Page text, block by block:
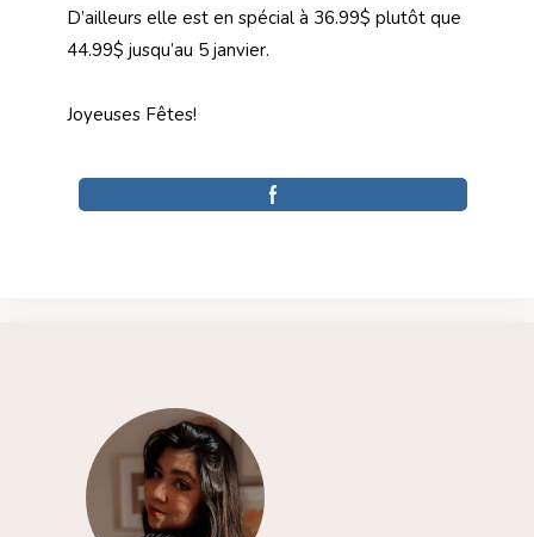
D’ailleurs elle est en spécial à 36.99$ plutôt que
44.99$ jusqu’au 5 janvier.
Joyeuses Fêtes!